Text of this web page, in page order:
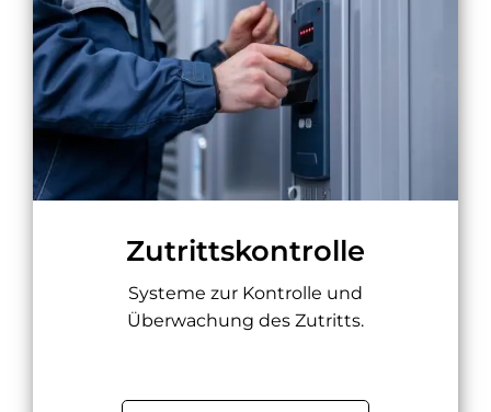
Zutrittskontrolle
Systeme zur Kontrolle und
Überwachung des Zutritts.